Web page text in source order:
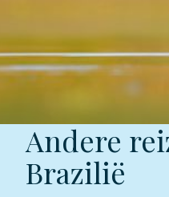
Andere
Brazilië